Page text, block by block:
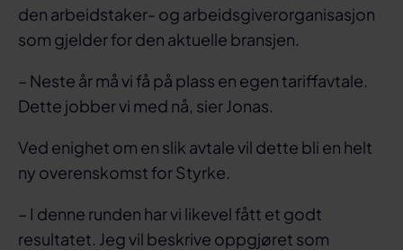
den arbeidstaker- og arbeidsgiverorganisasjon
som gjelder for den aktuelle bransjen.
– Neste år må vi få på plass en egen tariffavtale.
Dette jobber vi med nå, sier Jonas.
Ved enighet om en slik avtale vil dette bli en helt
ny overenskomst for Styrke.
– I denne runden har vi likevel fått et godt
resultatet. Jeg vil beskrive oppgjøret som